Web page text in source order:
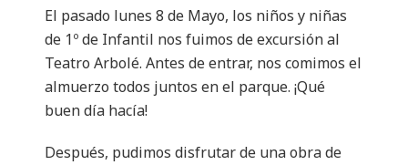
El pasado lunes 8 de Mayo, los niños y niñas
de 1º de Infantil nos fuimos de excursión al
Teatro Arbolé. Antes de entrar, nos comimos el
almuerzo todos juntos en el parque. ¡Qué
buen día hacía!
Después, pudimos disfrutar de una obra de